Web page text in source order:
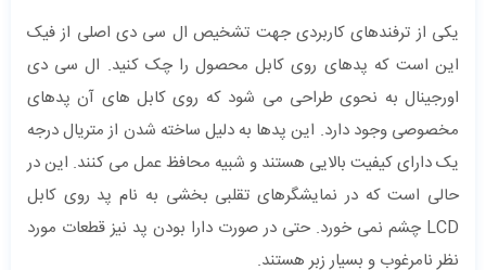
یکی از ترفندهای کاربردی جهت تشخیص ال‌ سی ‌‌دی اصلی از فیک
این است که پدهای روی کابل محصول را چک کنید. ال سی دی
اورجینال به نحوی طراحی می ‌شود که روی کابل‌ های آن پدهای
مخصوصی وجود دارد. این پدها به دلیل ساخته شدن از متریال درجه
یک دارای کیفیت بالایی هستند و شبیه محافظ عمل می‌ کنند. این در
حالی است که در نمایشگرهای تقلبی بخشی به نام پد روی کابل
LCD چشم نمی ‌خورد. حتی در صورت دارا بودن پد نیز قطعات مورد
نظر نامرغوب و بسیار زبر هستند.